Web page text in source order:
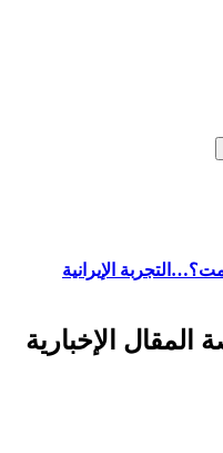
الإيرانية
الإخبارية